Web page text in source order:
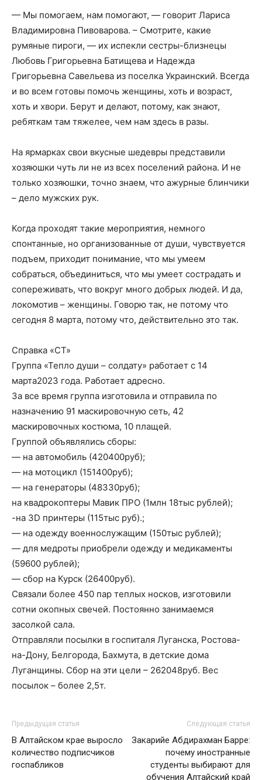
— Мы помогаем, нам помогают, — говорит Лариса
Владимировна Пивоварова. – Смотрите, какие
румяные пироги, — их испекли сестры-близнецы
Любовь Григорьевна Батищева и Надежда
Григорьевна Савельева из поселка Украинский. Всегда
и во всем готовы помочь женщины, хоть и возраст,
хоть и хвори. Берут и делают, потому, как знают,
ребяткам там тяжелее, чем нам здесь в разы.
На ярмарках свои вкусные шедевры представили
хозяюшки чуть ли не из всех поселений района. И не
только хозяюшки, точно знаем, что ажурные блинчики
– дело мужских рук.
Когда проходят такие мероприятия, немного
спонтанные, но организованные от души, чувствуется
подъем, приходит понимание, что мы умеем
собраться, объединиться, что мы умеет сострадать и
сопереживать, что вокруг много добрых людей. И да,
локомотив – женщины. Говорю так, не потому что
сегодня 8 марта, потому что, действительно это так.
Справка «СТ»
Группа «Тепло души – солдату» работает с 14
марта2023 года. Работает адресно.
За все время группа изготовила и отправила по
назначению 91 маскировочную сеть, 42
маскировочных костюма, 10 плащей.
Группой объявлялись сборы:
— на автомобиль (420400руб);
— на мотоцикл (151400руб);
— на генераторы (48330руб);
на квадрокоптеры Мавик ПРО (1млн 18тыс рублей);
-на 3D принтеры (115тыс руб).;
— на одежду военнослужащим (150тыс рублей);
— для медроты приобрели одежду и медикаменты
(59600 рублей);
— сбор на Курск (26400руб).
Связали более 450 пар теплых носков, изготовили
сотни окопных свечей. Постоянно занимаемся
засолкой сала.
Отправляли посылки в госпиталя Луганска, Ростова-
на-Дону, Белгорода, Бахмута, в детские дома
Луганщины. Сбор на эти цели – 262048руб. Вес
посылок – более 2,5т.
Предыдущая статья
В Алтайском крае выросло
количество подписчиков
госпабликов
Следующая статья
Закарийе Абдирахман Барре:
почему иностранные
студенты выбирают для
обучения Алтайский край